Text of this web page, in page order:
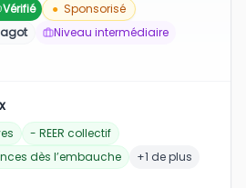
Vérifié ● Sponsorisé
Niveau intermédiaire
- REER collectif
dès l’embauche
+1 de plus